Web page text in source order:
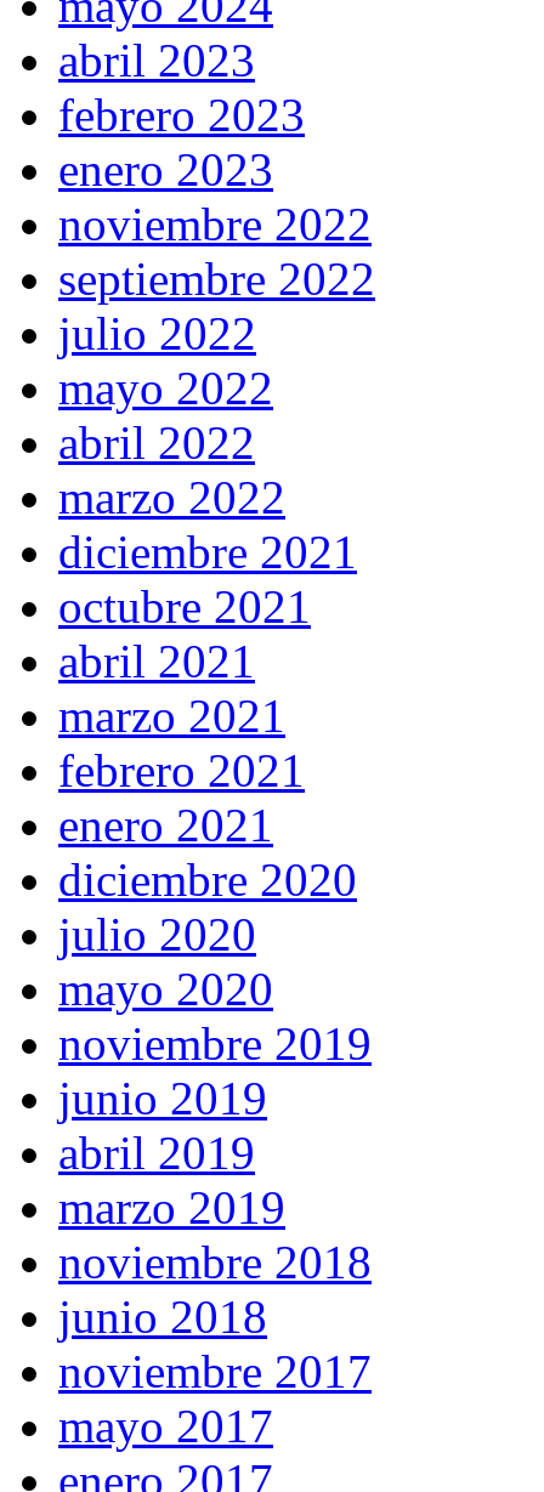
abril 2023
febrero 2023
enero 2023
noviembre 2022
septiembre 2022
julio 2022
mayo 2022
abril 2022
marzo 2022
diciembre 2021
octubre 2021
abril 2021
marzo 2021
febrero 2021
enero 2021
diciembre 2020
julio 2020
mayo 2020
noviembre 2019
junio 2019
abril 2019
marzo 2019
noviembre 2018
junio 2018
noviembre 2017
mayo 2017
enero 2017